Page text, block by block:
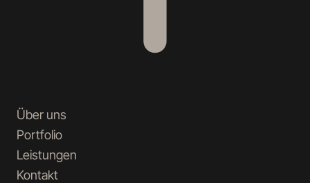
Über uns
Portfolio
Leistungen
Kontakt